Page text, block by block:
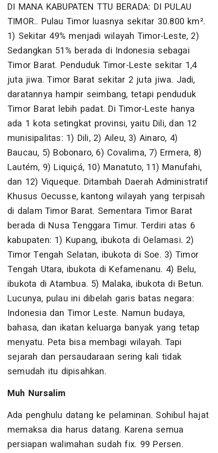
DI MANA KABUPATEN TTU BERADA: DI PULAU
TIMOR.. Pulau Timor luasnya sekitar 30.800 km².
1) Sekitar 49% menjadi wilayah Timor-Leste, 2)
Sedangkan 51% berada di Indonesia sebagai
Timor Barat. Penduduk Timor-Leste sekitar 1,4
juta jiwa. Timor Barat sekitar 2 juta jiwa. Jadi,
daratannya hampir seimbang, tetapi penduduk
Timor Barat lebih padat. Di Timor-Leste hanya
ada 1 kota setingkat provinsi, yaitu Dili, dan 12
munisipalitas: 1) Dili, 2) Aileu, 3) Ainaro, 4)
Baucau, 5) Bobonaro, 6) Covalima, 7) Ermera, 8)
Lautém, 9) Liquiçá, 10) Manatuto, 11) Manufahi,
dan 12) Viqueque. Ditambah Daerah Administratif
Khusus Oecusse, kantong wilayah yang terpisah
di dalam Timor Barat. Sementara Timor Barat
berada di Nusa Tenggara Timur. Terdiri atas 6
kabupaten: 1) Kupang, ibukota di Oelamasi. 2)
Timor Tengah Selatan, ibukota di Soe. 3) Timor
Tengah Utara, ibukota di Kefamenanu. 4) Belu,
ibukota di Atambua. 5) Malaka, ibukota di Betun.
Lucunya, pulau ini dibelah garis batas negara:
Indonesia dan Timor Leste. Namun budaya,
bahasa, dan ikatan keluarga banyak yang tetap
menyatu. Peta bisa membagi wilayah. Tapi
sejarah dan persaudaraan sering kali tidak
semudah itu dipisahkan.
Muh Nursalim
Ada penghulu datang ke pelaminan. Sohibul hajat
memaksa dia harus datang. Karena semua
persiapan walimahan sudah fix. 99 Persen.